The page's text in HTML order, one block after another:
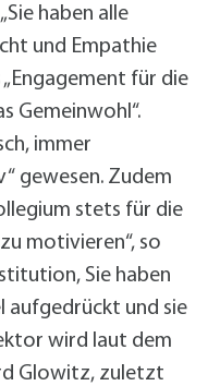
haben alle
und Empathie
für die
Gemeinwohl“.
immer
gewesen. Zudem
stets für die
motivieren“, so
Sie haben
aufgedrückt und sie
wird laut dem
Glowitz, zuletzt